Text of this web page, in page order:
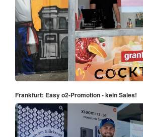
Frankfurt: Easy o2-Promotion - kein Sales!